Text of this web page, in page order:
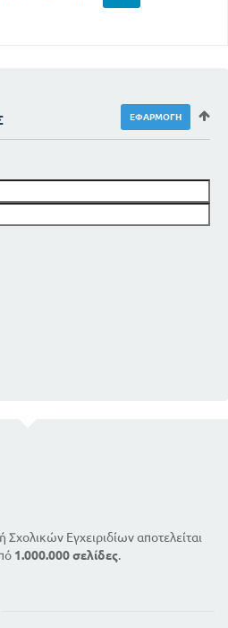
Εγχειριδίων αποτελείται
1.000.000 σελίδες.